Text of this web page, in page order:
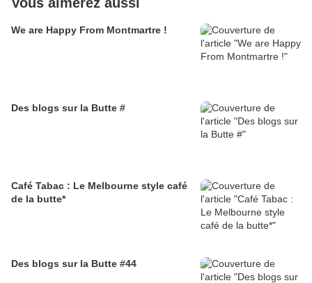
We are Happy From Montmartre !
Des blogs sur la Butte #
Café Tabac : Le Melbourne style café
de la butte*
Des blogs sur la Butte #44